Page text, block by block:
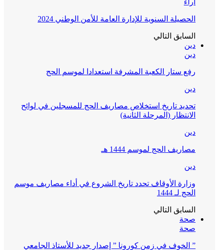
آراء
الحصيلة السنوية للإدارة العامة للأمن الوطني 2024
السابق التالي
دين
دين
رفع ستار الكعبة المشرفة استعدادا لموسم الحج
دين
تحديد تاريخ استخلاص مصاريف الحج للمسجلين في لوائح
الانتظار (المرحلة الثانية)
دين
مصاريف الحج لموسم 1444 هـ
دين
وزارة الأوقاف تحدد تاريخ الشروع في أداء مصاريف موسم
الحج لـ 1444
السابق التالي
صحة
صحة
” الخوف في زمن كورونا ” إصدار جديد للأستاذ الجامعي